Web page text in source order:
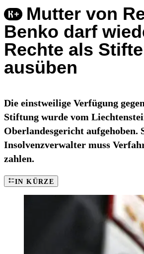
Mutter von
Benko darf
Rechte als
ausüben
Die einstweilige Verfügung
Stiftung wurde vom
Oberlandesgericht aufgehoben.
Insolvenzverwalter muss
zahlen.
IN KÜRZE